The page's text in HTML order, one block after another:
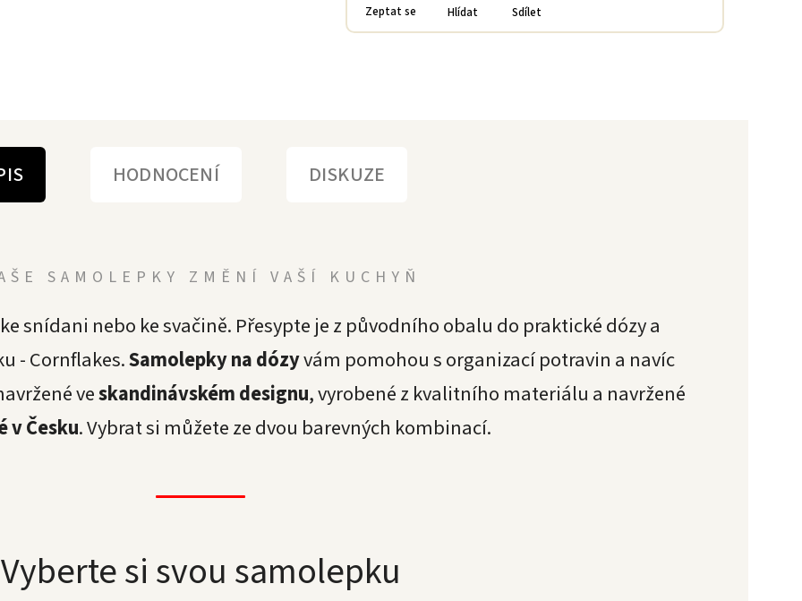
Zeptat se Hlídat Sdílet
HODNOCENÍ DISKUZE
SAMOLEPKY ZMĚNÍ VAŠÍ KUCHYŇ
snídani nebo ke svačině. Přesypte je z původního obalu do praktické dózy a
- Cornflakes.Samolepky na dózyvám pomohou s organizací potravin a navíc
veskandinávském designu, vyrobené z kvalitního materiálu a navržené
v Česku. Vybrat si můžete ze dvou barevných kombinací.
Vyberte si svou samolepku